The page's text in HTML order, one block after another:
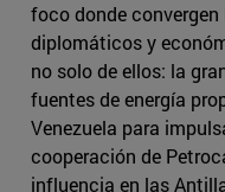
foco donde
diplomáticos y
no solo de ellos: la
fuentes de energía
Venezuela para
cooperación de
influencia en las